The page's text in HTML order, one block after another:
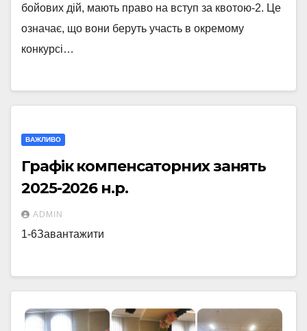
бойових дій, мають право на вступ за квотою-2. Це
означає, що вони беруть участь в окремому
конкурсі…
ВАЖЛИВО
Графік компенсаторних занять
2025-2026 н.р.
ADMIN
1-6Завантажити